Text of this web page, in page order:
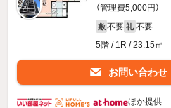
（管理費5,000円）
敷 不要 礼 不要
5階 / 1R / 23.15㎡
お問い合わせ
ほか提供